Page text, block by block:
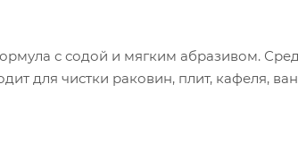
с содой и мягким абразивом.
для чистки раковин, плит, кафеля,